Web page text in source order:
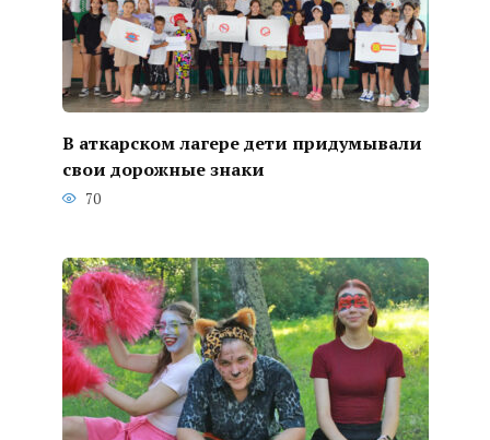
В аткарском лагере дети придумывали
свои дорожные знаки
70